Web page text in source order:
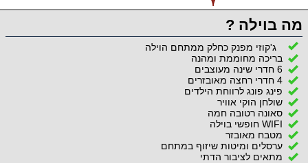
מה בוילה ?
ג'קוזי מפנק כחלק ממתחם הוילה
בריכה מחוממת ומהנה
6 חדרי שינה מעוצבים
4 חדרי רחצה מאובזרים
פינג פונג לרווחת הילדים
שולחן הוקי אוויר
סאונה רטובה חמה
WIFI חופשי בוילה
מטבח מאובזר
ערסלים ומיטות שיזוף במתחם
מתאים לציבור הדתי